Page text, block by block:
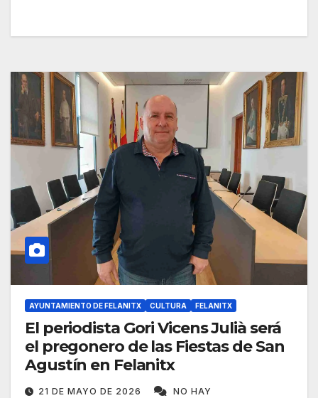
AYUNTAMIENTO DE FELANITX CULTURA FELANITX
El periodista Gori Vicens Julià será
el pregonero de las Fiestas de San
Agustín en Felanitx
21 DE MAYO DE 2026
NO HAY